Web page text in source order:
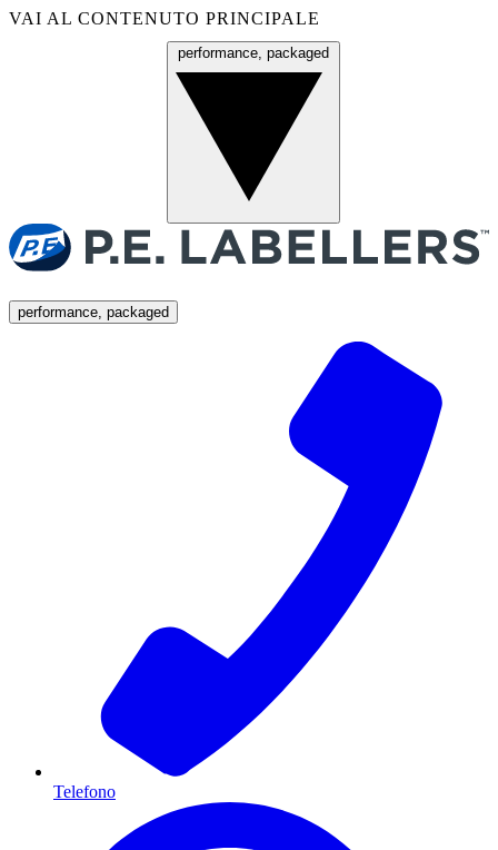
VAI AL CONTENUTO PRINCIPALE
performance, packaged
performance, packaged
Telefono